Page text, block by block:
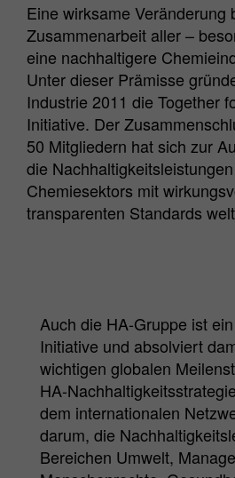
Eine wirksame Veränderung
Zusammenarbeit aller –
eine nachhaltigere
Unter dieser Prämisse
Industrie 2011 die Together
Initiative. Der
50 Mitgliedern hat sich zur
die
Chemiesektors mit
transparenten Standards
Auch die HA-Gruppe ist
Initiative und absolviert
wichtigen globalen
HA-
dem internationalen
darum, die
Bereichen Umwelt,